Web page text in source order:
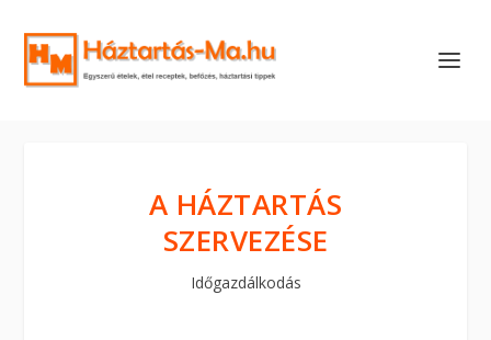
A HÁZTARTÁS
SZERVEZÉSE
Időgazdálkodás